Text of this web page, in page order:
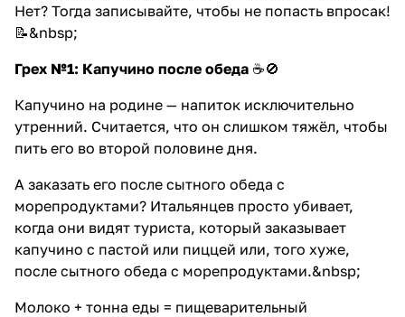
Нет? Тогда записывайте, чтобы не попасть впросак!
📝&nbsp;
Грех №1: Капучино после обеда ☕🚫
Капучино на родине — напиток исключительно
утренний. Считается, что он слишком тяжёл, чтобы
пить его во второй половине дня.
А заказать его после сытного обеда с
морепродуктами? Итальянцев просто убивает,
когда они видят туриста, который заказывает
капучино с пастой или пиццей или, того хуже,
после сытного обеда с морепродуктами.&nbsp;
Молоко + тонна еды = пищеварительный